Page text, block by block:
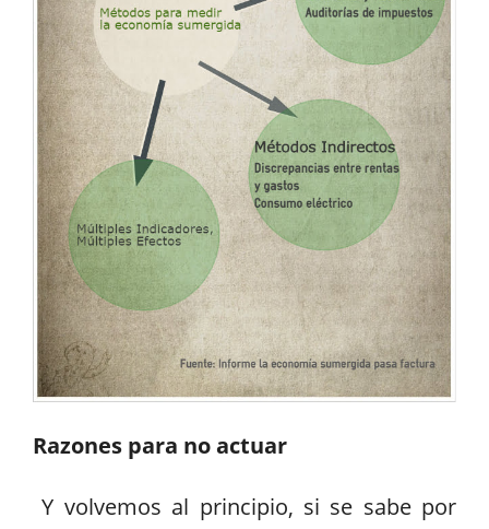
Razones para no actuar
Y volvemos al principio, si se sabe por